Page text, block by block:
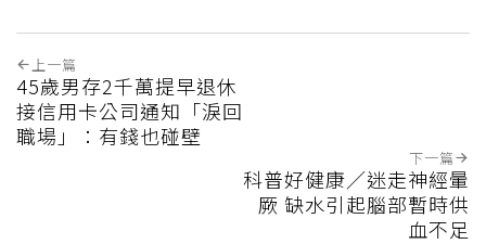
上一篇
45歲男存2千萬提早退休
接信用卡公司通知「淚回
職場」：有錢也碰壁
下一篇
科普好健康／迷走神經暈
厥 缺水引起腦部暫時供
血不足